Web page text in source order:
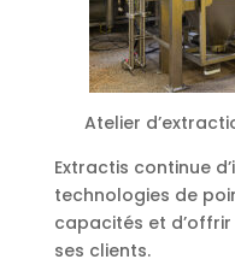
Atelier
Extractis continue
technologies de
capacités et
ses clients.